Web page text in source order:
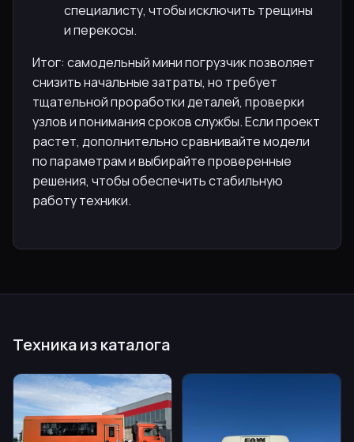
специалисту, чтобы исключить трещины
и перекосы.
Итог: самодельный мини погрузчик позволяет
снизить начальные затраты, но требует
тщательной проработки деталей, проверки
узлов и понимания сроков службы. Если проект
растет, дополнительно сравнивайте модели
по параметрам и выбирайте проверенные
решения, чтобы обеспечить стабильную
работу техники.
Техника из каталога